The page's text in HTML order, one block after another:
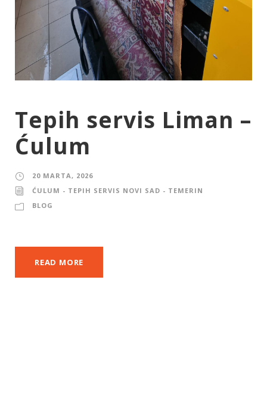
Tepih servis Liman –
Ćulum
20 MARTA, 2026
ĆULUM - TEPIH SERVIS NOVI SAD - TEMERIN
BLOG
READ MORE